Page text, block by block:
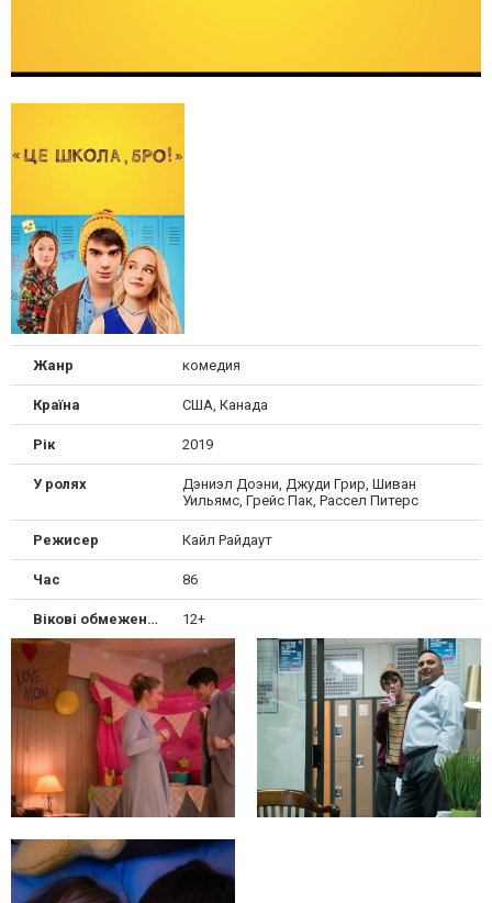
Жанр комедия
Країна США, Канада
Рік 2019
У ролях
Дэниэл Доэни, Джуди Грир, Шиван
Уильямс, Грейс Пак, Рассел Питерс
Режисер Кайл Райдаут
Час 86
Вікові обмеження 12+